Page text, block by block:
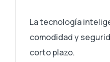
La tecnología
comodidad y
corto plazo.